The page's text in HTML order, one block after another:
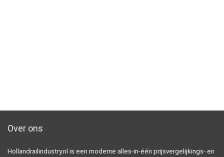
Over ons
Hollandrailindustry.nl is een moderne alles-in-één prijsvergelijkings- en